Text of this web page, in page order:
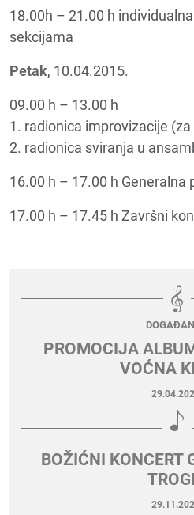
18.00h – 21.00 h
sekcijama
Petak, 10.04.2015.
09.00 h – 13.00 h
1. radionica improvizacije (za
2. radionica sviranja u
16.00 h – 17.00 h Generalna
17.00 h – 17.45 h Završni
PROMOCIJA
VOĆNA
BOŽIĆNI KONCERT